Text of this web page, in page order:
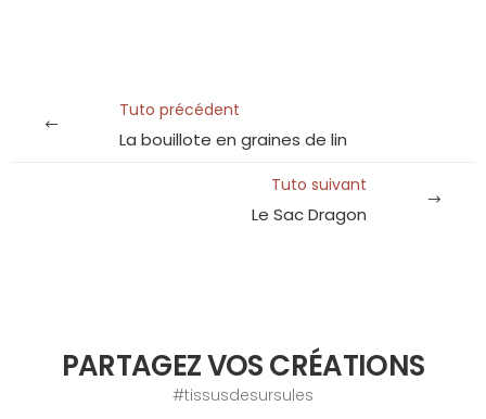
Tuto précédent
La bouillote en graines de lin
Tuto suivant
Le Sac Dragon
PARTAGEZ VOS CRÉATIONS
#tissusdesursules